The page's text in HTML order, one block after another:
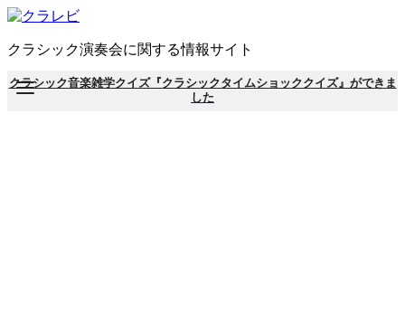
コ
テ
ツ
クラシック演奏会に関する情報サイト
クラシック音楽雑学クイズ『クラシックタイムショッククイズ』ができま
した